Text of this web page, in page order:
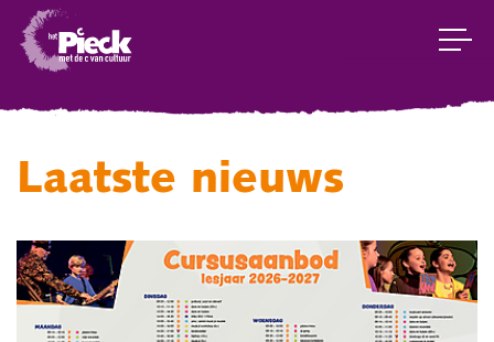
Laatste nieuws